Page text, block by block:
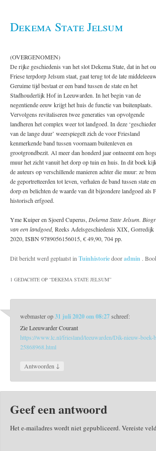
Dekema State Jelsum
(OVERGENOMEN)
De rijke geschiedenis van het slot Dekema State, dat in het
Friese terpdorp Jelsum staat, gaat terug tot de late
Geruime tijd bestaat er een band tussen de state en het
Stadhouderlijk Hof in Leeuwarden. In het begin van de
negentiende eeuw krijgt het huis de functie van buitenplaats.
Vervolgens revitaliseren twee generaties van opvolgende
landheren het complex weer tot landgoed. In deze
van de lange duur’ weerspiegelt zich de voor Friesland
kenmerkende band tussen voornaam buitenleven en
grootgrondbezit. Al meer dan honderd jaar ontneemt een
muur het zicht vanuit het dorp op tuin en huis. In dit boek
de auteurs op verschillende manieren achter die muur: ze
de geportretteerden tot leven, verhalen de band tussen state en
dorp en belichten de waarde van dit bijzondere landgoed als
historisch erfgoed.
Yme Kuiper en Sjoerd Cuperus,Dekema State Jelsum.
van een landgoed, Reeks Adelsgeschiedenis XIX, Gorredijk
2020, ISBN 9789056156015, € 49,90, 704 pp.
Dit bericht werd geplaatst in Tuinhistoriedooradmin .
1 GEDACHTE OP “DEKEMA STATE JELSUM”
webmasterop31 juli 2020 om 08:27 schreef:
Zie Leeuwarder Courant
https://www.lc.nl/friesland/leeuwarden/Dik-nieuw-boek-
25868968.html
Antwoorden ↓
Geef een antwoord
Het e-mailadres wordt niet gepubliceerd.Vereiste